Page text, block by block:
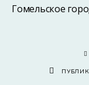
Гомельское